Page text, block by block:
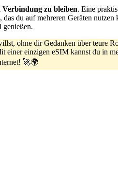
Verbindung zu bleiben. Eine
du auf mehreren Geräten
genießen.
ohne dir Gedanken über teure
einer einzigen eSIM kannst du in
🚀🌍